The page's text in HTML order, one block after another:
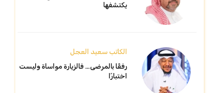
يكتشفها
الكاتب سعيد العجل
رفقًا بالمرضى… فالزيارة مواساة وليست
اختبارًا